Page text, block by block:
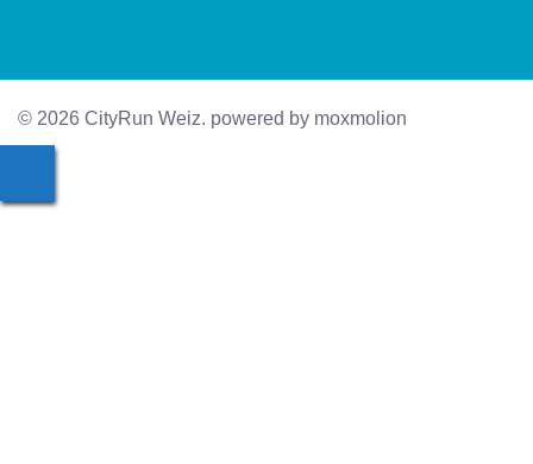
© 2026 CityRun Weiz. powered by moxmolion